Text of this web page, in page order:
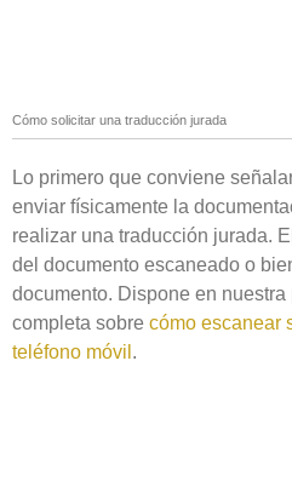
Cómo solicitar una traducción jurada
Lo primero que conviene
enviar físicamente la
realizar una traducción jurada.
del documento escaneado o
documento. Dispone en
completa sobre cómo escanear
teléfono móvil .